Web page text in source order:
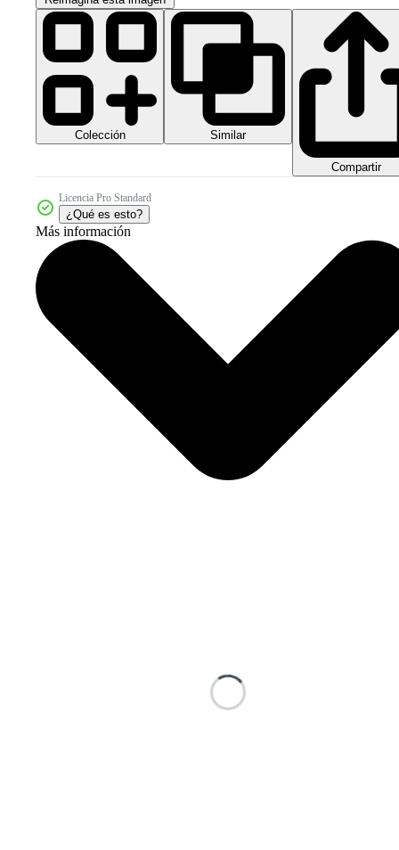
Colección Similar
Compartir
Licencia Pro Standard
¿Qué es esto?
Más información